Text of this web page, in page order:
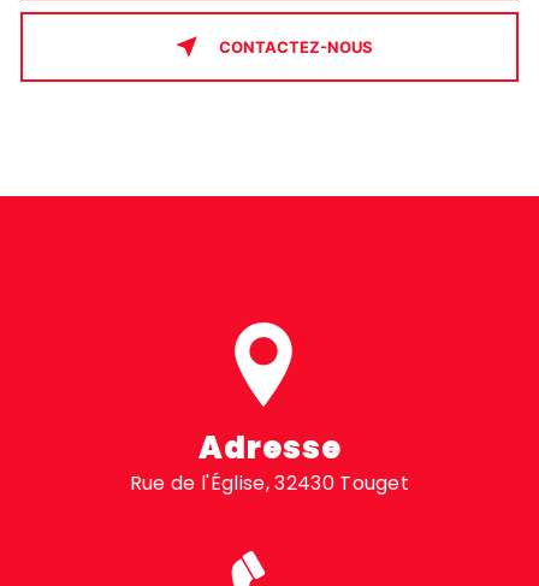
CONTACTEZ-NOUS
Adresse
Rue de l'Église, 32430 Touget